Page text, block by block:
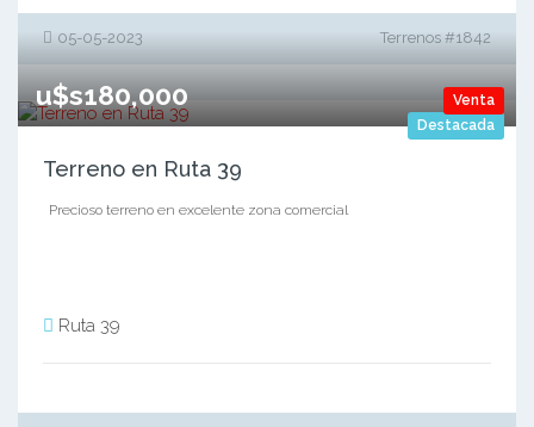
05-05-2023 Terrenos #1842
Destacada
Venta
u$s180,000
Terreno en Ruta 39
Precioso terreno en excelente zona comercial
Ruta 39